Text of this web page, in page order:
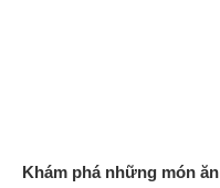
Khám phá những món ăn